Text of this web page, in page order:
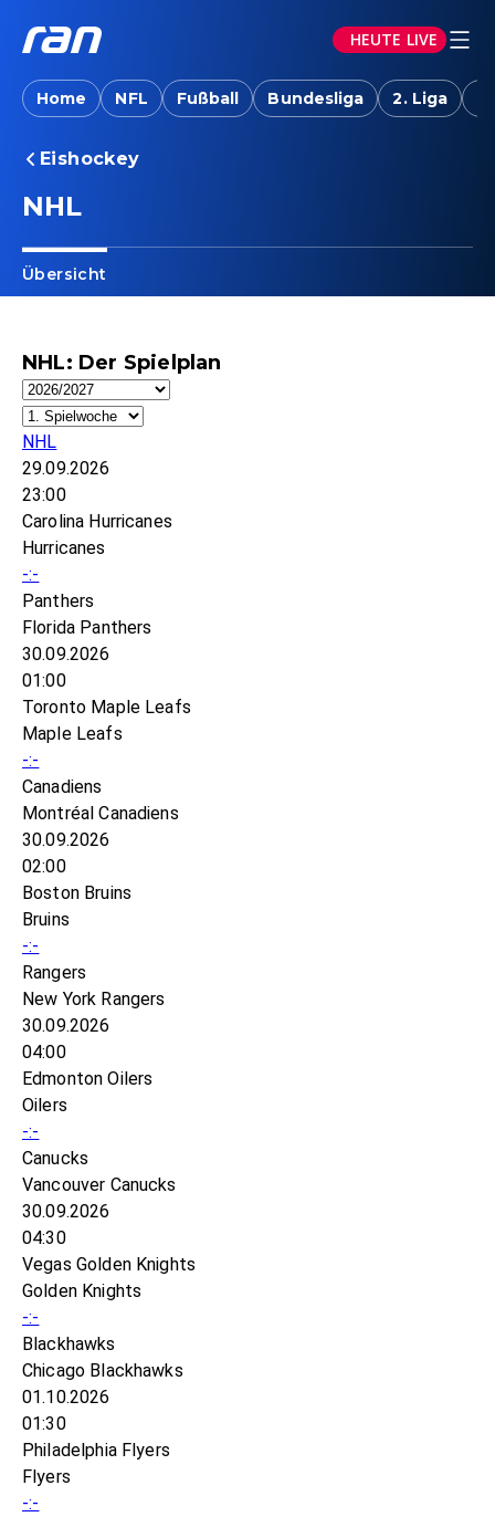
HEUTE LIVE
Home NFL Fußball Bundesliga 2. Liga
Eishockey
NHL
Übersicht
NHL: Der Spielplan
NHL
29.09.2026
23:00
Carolina Hurricanes
Hurricanes
-:-
Panthers
Florida Panthers
30.09.2026
01:00
Toronto Maple Leafs
Maple Leafs
-:-
Canadiens
Montréal Canadiens
30.09.2026
02:00
Boston Bruins
Bruins
-:-
Rangers
New York Rangers
30.09.2026
04:00
Edmonton Oilers
Oilers
-:-
Canucks
Vancouver Canucks
30.09.2026
04:30
Vegas Golden Knights
Golden Knights
-:-
Blackhawks
Chicago Blackhawks
01.10.2026
01:30
Philadelphia Flyers
Flyers
-:-